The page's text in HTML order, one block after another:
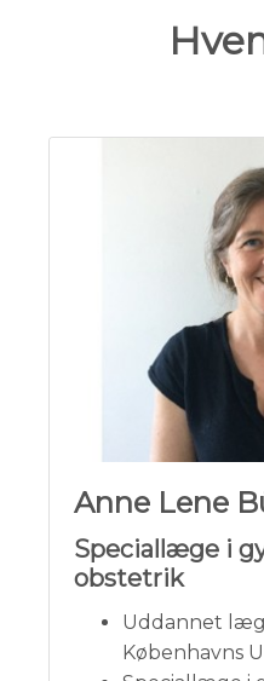
Anne Lene
Speciallæge i
obstetrik
Uddannet
Københavns